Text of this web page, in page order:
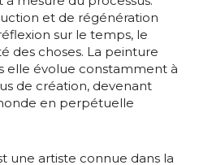
et de régénération
sur le temps, le
des choses. La peinture
elle évolue constamment à
de création, devenant
en perpétuelle
une artiste connue dans la